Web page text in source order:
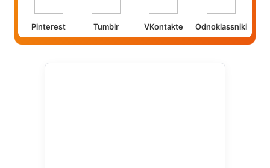
Pinterest Tumblr VKontakte Odnoklassniki